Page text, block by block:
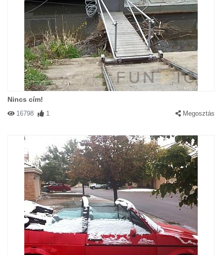
Nincs cím!
16798 1 Megosztás